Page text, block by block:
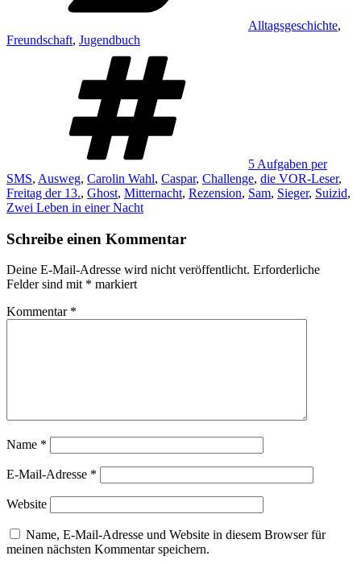
Alltagsgeschichte,
Freundschaft, Jugendbuch
5 Aufgaben per
SMS, Ausweg, Carolin Wahl, Caspar, Challenge, die VOR-Leser,
Freitag der 13., Ghost, Mitternacht, Rezension, Sam, Sieger, Suizid,
Zwei Leben in einer Nacht
Schreibe einen Kommentar
Deine E-Mail-Adresse wird nicht veröffentlicht. Erforderliche
Felder sind mit * markiert
Kommentar *
Name *
E-Mail-Adresse *
Website
Name, E-Mail-Adresse und Website in diesem Browser für
meinen nächsten Kommentar speichern.